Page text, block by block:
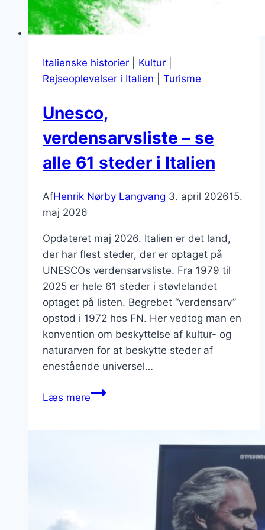
Italienske historier Kultur
Rejseoplevelser i Italien
Turisme
Unesco,
verdensarvsliste – se
alle 61 steder i Italien
AfHenrik Nørby Langvang 3. april 202615.
maj 2026
Opdateret maj 2026. Italien er det land,
der har flest steder, der er optaget på
UNESCOs verdensarvsliste. Fra 1979 til
2025 er hele 61 steder i støvlelandet
optaget på listen. Begrebet “verdensarv”
opstod i 1972 hos FN. Her vedtog man en
konvention om beskyttelse af kultur- og
naturarven for at beskytte steder af
enestående universel…
Læs mereUnesco,